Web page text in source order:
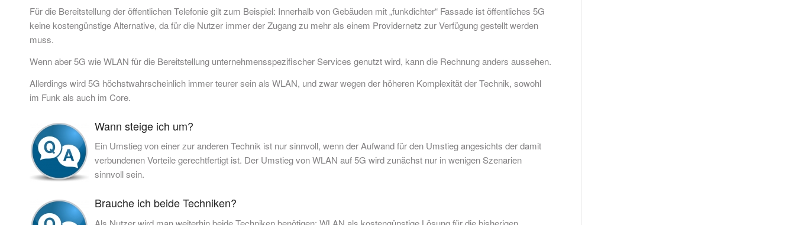
Für die Bereitstellung der öffentlichen Telefonie gilt zum Beispiel: Innerhalb von Gebäuden mit „funkdichter“ Fassade ist öffentliches 5G
keine kostengünstige Alternative, da für die Nutzer immer der Zugang zu mehr als einem Providernetz zur Verfügung gestellt werden
muss.
Wenn aber 5G wie WLAN für die Bereitstellung unternehmensspezifischer Services genutzt wird, kann die Rechnung anders aussehen.
Allerdings wird 5G höchstwahrscheinlich immer teurer sein als WLAN, und zwar wegen der höheren Komplexität der Technik, sowohl
im Funk als auch im Core.
Wann steige ich um?
Ein Umstieg von einer zur anderen Technik ist nur sinnvoll, wenn der Aufwand für den Umstieg angesichts der damit
verbundenen Vorteile gerechtfertigt ist. Der Umstieg von WLAN auf 5G wird zunächst nur in wenigen Szenarien
sinnvoll sein.
Brauche ich beide Techniken?